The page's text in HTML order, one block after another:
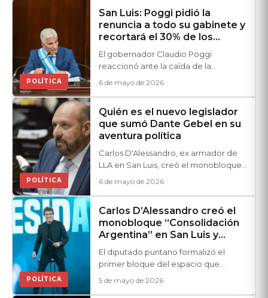
POLÍTICA
San Luis: Poggi pidió la
renuncia a todo su gabinete y
recortará el 30% de los
cargos políticos
El gobernador Claudio Poggi
reaccionó ante la caída de la
coparticipación y la presión de su
mandatario enviará una nueva Ley de
Ministerios para profundizar el ajuste.
6 de mayo de 2026
POLÍTICA
Quién es el nuevo legislador
que sumó Dante Gebel en su
aventura política
Carlos D'Alessandro, ex armador de
LLA en San Luis, creó el monobloque
"Consolidación Argentina" y da el
6 de mayo de 2026
POLÍTICA
Carlos D’Alessandro creó el
monobloque “Consolidación
Argentina” en San Luis y
avanza el espacio que
impulsa a Dante Gebel
El diputado puntano formalizó el
primer bloque del espacio que
promueve al pastor para 2027 y marca
5 de mayo de 2026